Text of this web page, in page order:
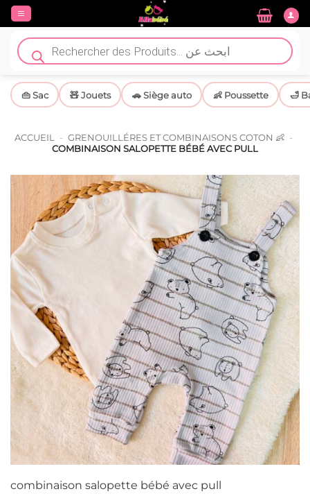
Passer
contenu
Recherche
de
produits
👜 Sac 🧸 Jouets 🚗 Siège auto 👶 Poussette 🛁
ACCUEIL - GRENOUILLÉRES ET COMBINAISONS COTON 👶 -
COMBINAISON SALOPETTE BÉBÉ AVEC PULL
combinaison salopette bébé avec pull